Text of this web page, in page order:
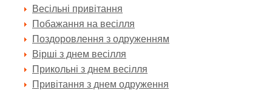
Весільні привітання
Побажання на весілля
Поздоровлення з одруженням
Вірші з днем весілля
Прикольні з днем весілля
Привітання з днем одруження